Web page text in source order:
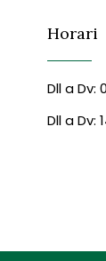
Horari
Dll a Dv:
Dll a Dv: